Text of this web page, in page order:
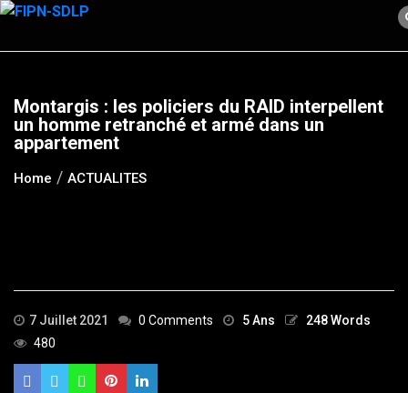
Skip
content
Montargis : les policiers du RAID interpellent
un homme retranché et armé dans un
appartement
Home ACTUALITES
7 Juillet 2021 0 Comments 5 Ans
248 Words
480